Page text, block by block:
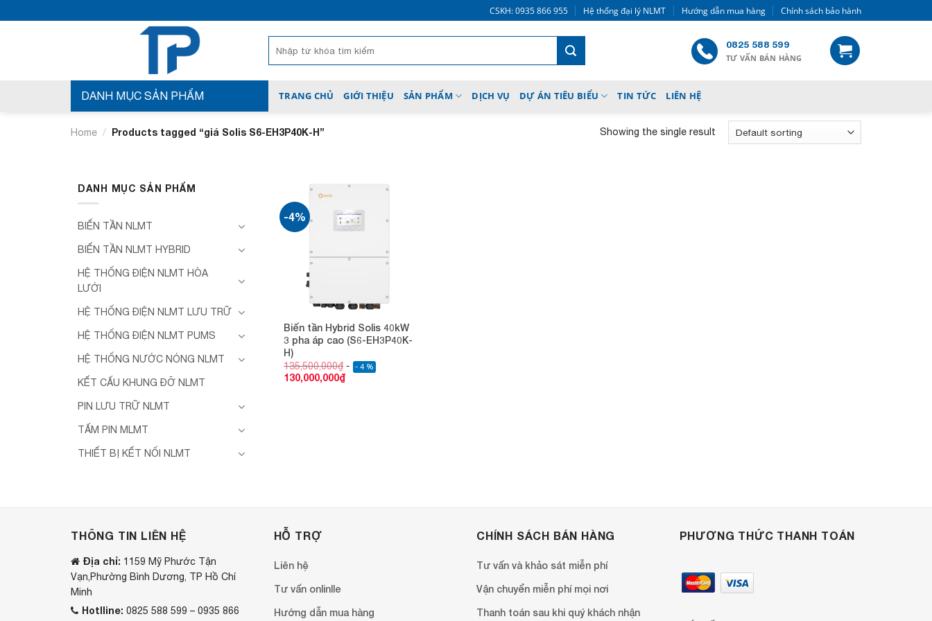
qua
CSKH: 0935 866 955 Hệ thống đại lý NLMT Hướng dẫn mua hàng Chính sách bảo hành
for:
0825 588 599
TƯ VẤN BÁN HÀNG
DANH MỤC SẢN PHẨM TRANG CHỦ GIỚI THIỆU SẢN PHẨM DỊCH VỤ DỰ ÁN TIÊU BIỂU TIN TỨC LIÊN HỆ
Home / Products tagged “giá Solis S6-EH3P40K-H” Showing the single result
DANH MỤC SẢN PHẨM
BIẾN TẦN NLMT
BIẾN TẦN NLMT HYBRID
HỆ THỐNG ĐIỆN NLMT HÒA
LƯỚI
HỆ THỐNG ĐIỆN NLMT LƯU TRỮ
HỆ THỐNG ĐIỆN NLMT PUMS
HỆ THỐNG NƯỚC NÓNG NLMT
KẾT CẤU KHUNG ĐỠ NLMT
PIN LƯU TRỮ NLMT
TẤM PIN MLMT
THIẾT BỊ KẾT NỐI NLMT
-4%
wishlist
Biến tần Hybrid Solis 40kW
3 pha áp cao (S6-EH3P40K-
H)
135,500,000₫ - 4 %
130,000,000₫
THÔNG TIN LIÊN HỆ
Địa chỉ: 1159 Mỹ Phước Tận
Vạn,Phường Bình Dương, TP Hồ Chí
Minh
Hotlline: 0825 588 599 – 0935 866
HỖ TRỢ
Liên hệ
Tư vấn onlinlle
Hướng dẫn mua hàng
CHÍNH SÁCH BÁN HÀNG
Tư vấn và khảo sát miễn phí
Vận chuyển miễn phí mọi nơi
Thanh toán sau khi quý khách nhận
PHƯƠNG THỨC THANH TOÁN